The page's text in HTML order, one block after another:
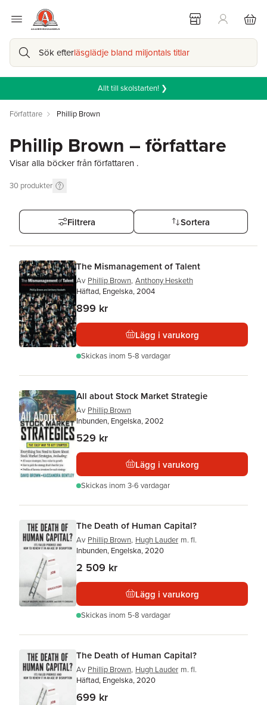
Sök efterläsglädje bland miljontals titlar
Allt till skolstarten! ❯
Författare Phillip Brown
Phillip Brown – författare
Visar alla böcker från författaren .
30 produkter
Filtrera Sortera
The Mismanagement of Talent
Av Phillip Brown, Anthony Hesketh
Häftad, Engelska, 2004
899 kr
Lägg i varukorg
Skickas inom 5-8 vardagar
All about Stock Market Strategie
Av Phillip Brown
Inbunden, Engelska, 2002
529 kr
Lägg i varukorg
Skickas inom 3-6 vardagar
The Death of Human Capital?
Av Phillip Brown, Hugh Lauder m. fl.
Inbunden, Engelska, 2020
2 509 kr
Lägg i varukorg
Skickas inom 5-8 vardagar
The Death of Human Capital?
Av Phillip Brown, Hugh Lauder m. fl.
Häftad, Engelska, 2020
699 kr